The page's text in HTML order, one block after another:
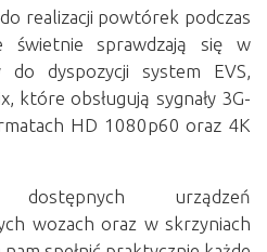
realizacji powtórek podczas
świetnie sprawdzają się w
do dyspozycji system EVS,
które obsługują sygnały 3G-
HD 1080p60 oraz 4K
urządzeń
wozach oraz w skrzyniach